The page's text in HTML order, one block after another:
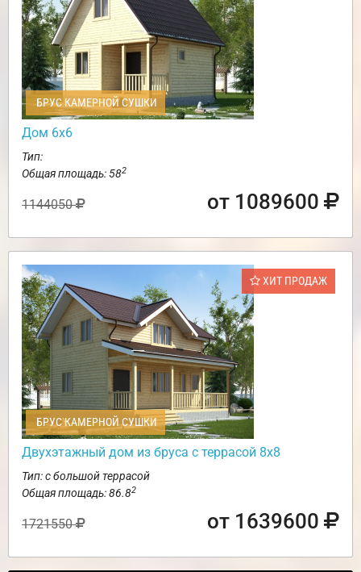
БРУС КАМЕРНОЙ СУШКИ
Дом 6х6
Тип:
Общая площадь: 582
1144050 от 1089600
ХИТ ПРОДАЖ
БРУС КАМЕРНОЙ СУШКИ
Двухэтажный дом из бруса с террасой 8х8
Тип: с большой террасой
Общая площадь: 86.82
1721550 от 1639600